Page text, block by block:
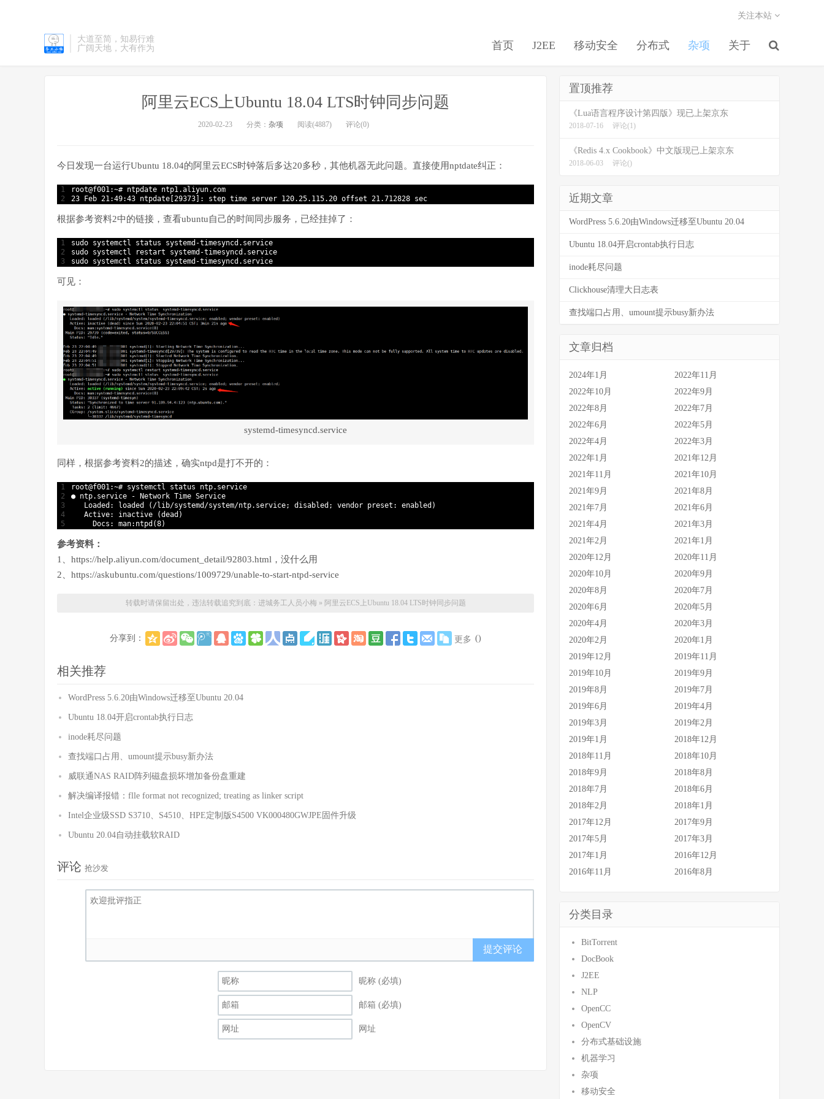
大道至简，知易行难
广阔天地，大有作为
首页 J2EE 移动安全 分布式 杂项 关于
关注本站
阿里云ECS上Ubuntu 18.04 LTS时钟同步问题
2020-02-23 分类： 杂项 阅读(4887) 评论(0)
今日发现一台运行Ubuntu 18.04的阿里云ECS时钟落后多达20多秒，其他机器无此问题。直接使用nptdate纠正：
1
2
root@f001:~# ntpdate ntp1.aliyun.com
23
Feb 21:49:43 ntpdate 29373 : step time server 120.25.115.20 offset 21.712828 sec
根据参考资料2中的链接，查看ubuntu自己的时间同步服务，已经挂掉了：
1
2
3
sudo systemctl status systemd -timesyncd . service
sudo systemctl restart systemd -timesyncd . service
sudo systemctl status systemd -timesyncd . service
可见：
systemd-timesyncd.service
同样，根据参考资料2的描述，确实ntpd是打不开的：
1
2
3
4
5
root@f001 :~# systemctl status ntp.service
● ntp. service - Network Time Service
Loaded : loaded ( /lib/systemd /system/ntp. service; disabled ; vendor preset : enabled )
Active: inactive (dead )
Docs : man: ntpd (8)
参考资料：
1、https://help.aliyun.com/document_detail/92803.html，没什么用
2、https://askubuntu.com/questions/1009729/unable-to-start-ntpd-service
转载时请保留出处，违法转载追究到底： 进城务工人员小梅 » 阿里云ECS上Ubuntu 18.04 LTS时钟同步问题
分享到： 更多 ()
相关推荐
WordPress 5.6.20由Windows迁移至Ubuntu 20.04
Ubuntu 18.04开启crontab执行日志
inode耗尽问题
查找端口占用、umount提示busy新办法
威联通NAS RAID阵列磁盘损坏增加备份盘重建
解决编译报错：flle format not recognized; treating as linker script
Intel企业级SSD S3710、S4510、HPE定制版S4500 VK000480GWJPE固件升级
Ubuntu 20.04自动挂载软RAID
评论 抢沙发
提交评论
昵称 (必填)
邮箱 (必填)
网址
置顶推荐
《Lua语言程序设计第四版》现已上架京东
2018-07-16 评论(1)
《Redis 4.x Cookbook》中文版现已上架京东
2018-06-03 评论()
近期文章
WordPress 5.6.20由Windows迁移至Ubuntu 20.04
Ubuntu 18.04开启crontab执行日志
inode耗尽问题
Clickhouse清理大日志表
查找端口占用、umount提示busy新办法
文章归档
2024年1月
2022年11月
2022年10月
2022年9月
2022年8月
2022年7月
2022年6月
2022年5月
2022年4月
2022年3月
2022年1月
2021年12月
2021年11月
2021年10月
2021年9月
2021年8月
2021年7月
2021年6月
2021年4月
2021年3月
2021年2月
2021年1月
2020年12月
2020年11月
2020年10月
2020年9月
2020年8月
2020年7月
2020年6月
2020年5月
2020年4月
2020年3月
2020年2月
2020年1月
2019年12月
2019年11月
2019年10月
2019年9月
2019年8月
2019年7月
2019年6月
2019年4月
2019年3月
2019年2月
2019年1月
2018年12月
2018年11月
2018年10月
2018年9月
2018年8月
2018年7月
2018年6月
2018年2月
2018年1月
2017年12月
2017年9月
2017年5月
2017年3月
2017年1月
2016年12月
2016年11月
2016年8月
分类目录
BitTorrent
DocBook
J2EE
NLP
OpenCC
OpenCV
分布式基础设施
机器学习
杂项
移动安全